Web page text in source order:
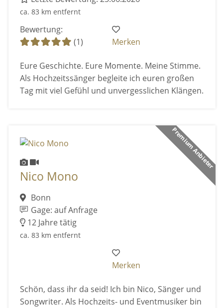
ca. 83 km entfernt
Bewertung:
(1)
Merken
Eure Geschichte. Eure Momente. Meine Stimme.
Als Hochzeitssänger begleite ich euren großen
Tag mit viel Gefühl und unvergesslichen Klängen.
Premium Anbieter
Nico Mono
Bonn
Gage: auf Anfrage
12 Jahre tätig
ca. 83 km entfernt
Merken
Schön, dass ihr da seid! Ich bin Nico, Sänger und
Songwriter. Als Hochzeits- und Eventmusiker bin